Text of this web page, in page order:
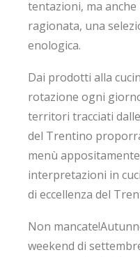
tentazioni, ma
ragionata, una
enologica.
Dai prodotti alla
rotazione ogni
territori tracciati
del Trentino
menù
interpretazioni in
di eccellenza del
Non mancate!
weekend di